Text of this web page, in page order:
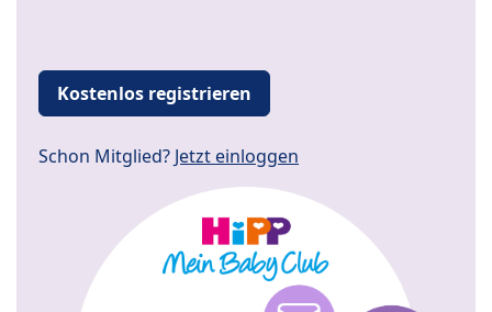
Kostenlos registrieren
Schon Mitglied? Jetzt einloggen